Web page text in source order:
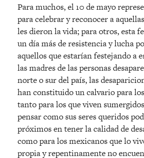
Para muchos, el 10 de mayo
para celebrar y reconocer a
les dieron la vida; para otros, esta
un día más de resistencia y lucha
aquellos que estarían festejando a
las madres de las personas
norte o sur del país, las
han constituido un calvario para
tanto para los que viven
pensar como sus seres queridos
próximos en tener la calidad de
como para los mexicanos que lo
propia y repentinamente no